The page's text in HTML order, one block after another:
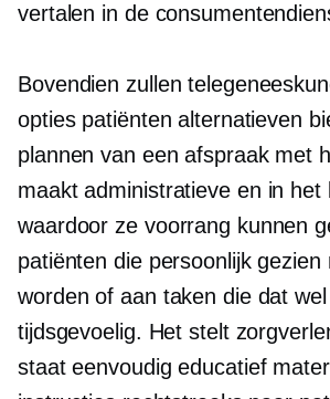
vertalen in de
Bovendien zullen
opties patiënten alternatieven
plannen van een afspraak met
maakt administratieve en in het
waardoor ze voorrang kunnen
patiënten die persoonlijk gezien
worden of aan taken die dat
tijdsgevoelig. Het stelt
staat eenvoudig educatief